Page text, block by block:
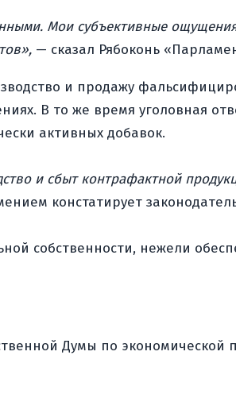
Мои субъективные
— сказал Рябоконь
и продажу
В то же время уголовная
активных добавок.
и сбыт контрафактной
констатирует
собственности, нежели
Думы по экономической